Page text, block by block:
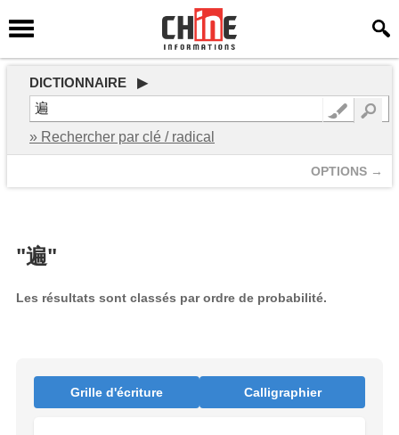
DICTIONNAIRE ▶
» Rechercher par clé / radical
OPTIONS →
"遍"
Les résultats sont classés par ordre de probabilité.
Grille d'écriture Calligraphier